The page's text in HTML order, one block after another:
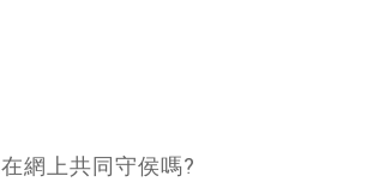
網上共同守侯嗎?